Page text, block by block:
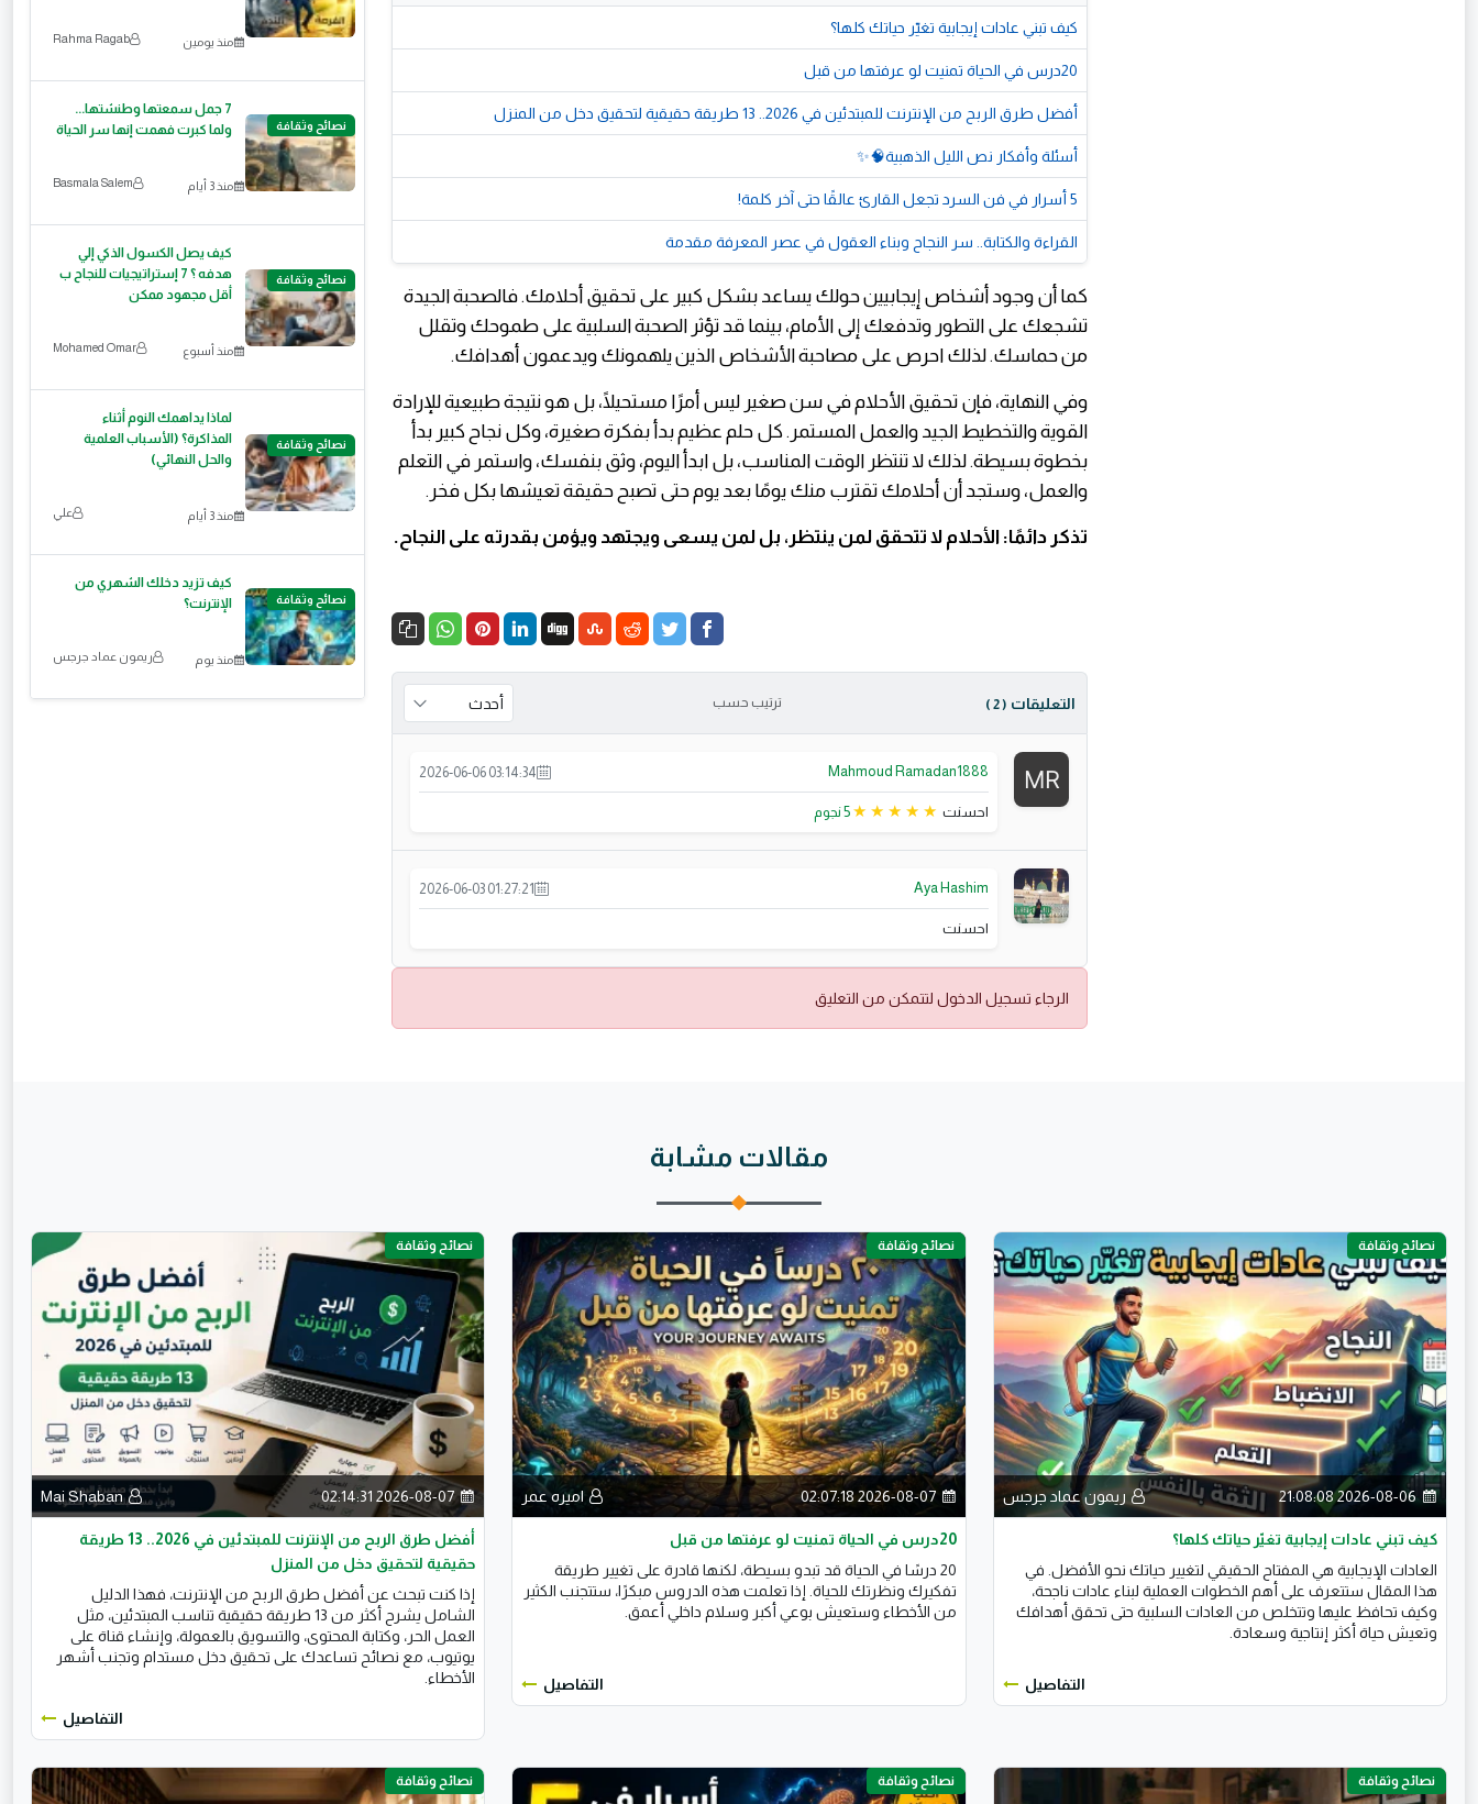
كيف تبني عادات إيجابية تغيّر حياتك كلها؟
20درس في الحياة تمنيت لو عرفتها من قبل
أفضل طرق الربح من الإنترنت للمبتدئين في 2026.. 13 طريقة حقيقية لتحقيق دخل من المنزل
أسئلة وأفكار نص الليل الذهبية🧠✨
5 أسرار في فن السرد تجعل القارئ عالقًا حتى آخر كلمة!
القراءة والكتابة.. سر النجاح وبناء العقول في عصر المعرفة مقدمة
كما أن وجود أشخاص إيجابيين حولك يساعد بشكل كبير على تحقيق أحلامك. فالصحبة الجيدة
تشجعك على التطور وتدفعك إلى الأمام، بينما قد تؤثر الصحبة السلبية على طموحك وتقلل
من حماسك. لذلك احرص على مصاحبة الأشخاص الذين يلهمونك ويدعمون أهدافك.
وفي النهاية، فإن تحقيق الأحلام في سن صغير ليس أمرًا مستحيلًا، بل هو نتيجة طبيعية للإرادة
القوية والتخطيط الجيد والعمل المستمر. كل حلم عظيم بدأ بفكرة صغيرة، وكل نجاح كبير بدأ
بخطوة بسيطة. لذلك لا تنتظر الوقت المناسب، بل ابدأ اليوم، وثق بنفسك، واستمر في التعلم
والعمل، وستجد أن أحلامك تقترب منك يومًا بعد يوم حتى تصبح حقيقة تعيشها بكل فخر.
تذكر دائمًا: الأحلام لا تتحقق لمن ينتظر، بل لمن يسعى ويجتهد ويؤمن بقدرته على النجاح.
التعليقات ( 2 ) ترتيب حسب
Mahmoud Ramadan1888
2026-06-06 03:14:34
احسنت 5 نجوم
Aya Hashim
2026-06-03 01:27:21
احسنت
الرجاء تسجيل الدخول لتتمكن من التعليق
منذ يومين Rahma Ragab
نصائح وثقافة
7 جمل سمعتها وطنشتها...
ولما كبرت فهمت إنها سر الحياة
منذ 3 أيام Basmala Salem
نصائح وثقافة
كيف يصل الكسول الذكي إلي
هدفه ؟ 7 إستراتيجيات للنجاح ب
أقل مجهود ممكن
منذ أسبوع ‪Mohamed Omar‬‏
نصائح وثقافة
لماذا يداهمك النوم أثناء
المذاكرة؟ (الأسباب العلمية
والحل النهائي)
منذ 3 أيام علي
نصائح وثقافة
كيف تزيد دخلك الشهري من
الإنترنت؟
منذ يوم ريمون عماد جرجس
مقالات مشابة
نصائح وثقافة
2026-08-06 21:08:08 ريمون عماد جرجس
كيف تبني عادات إيجابية تغيّر حياتك كلها؟
العادات الإيجابية هي المفتاح الحقيقي لتغيير حياتك نحو الأفضل. في
هذا المقال ستتعرف على أهم الخطوات العملية لبناء عادات ناجحة،
وكيف تحافظ عليها وتتخلص من العادات السلبية حتى تحقق أهدافك
وتعيش حياة أكثر إنتاجية وسعادة.
التفاصيل
نصائح وثقافة
2026-08-07 02:07:18 اميره عمر
20درس في الحياة تمنيت لو عرفتها من قبل
20 درسًا في الحياة قد تبدو بسيطة، لكنها قادرة على تغيير طريقة
تفكيرك ونظرتك للحياة. إذا تعلمت هذه الدروس مبكرًا، ستتجنب الكثير
من الأخطاء وستعيش بوعي أكبر وسلام داخلي أعمق.
التفاصيل
نصائح وثقافة
2026-08-07 02:14:31
Mai Shaban
أفضل طرق الربح من الإنترنت للمبتدئين في 2026.. 13 طريقة
حقيقية لتحقيق دخل من المنزل
إذا كنت تبحث عن أفضل طرق الربح من الإنترنت، فهذا الدليل
الشامل يشرح أكثر من 13 طريقة حقيقية تناسب المبتدئين، مثل
العمل الحر، وكتابة المحتوى، والتسويق بالعمولة، وإنشاء قناة على
يوتيوب، مع نصائح تساعدك على تحقيق دخل مستدام وتجنب أشهر
الأخطاء.
التفاصيل
نصائح وثقافة نصائح وثقافة نصائح وثقافة